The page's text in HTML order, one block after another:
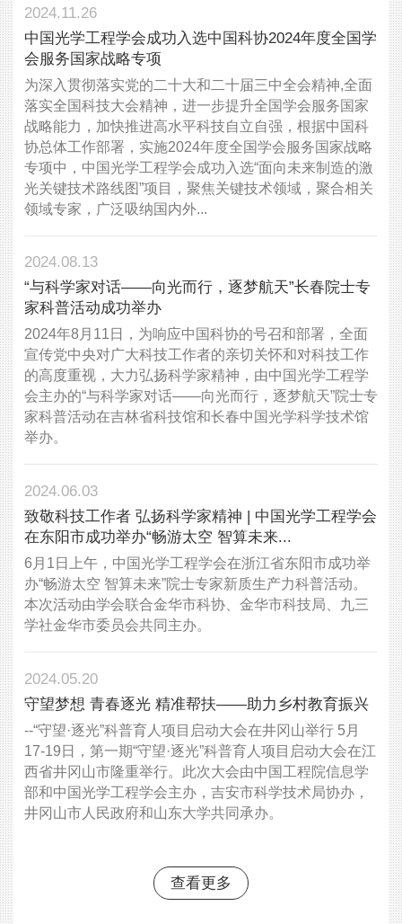
2024.11.26
中国光学工程学会成功入选中国科协2024年度全国学
会服务国家战略专项
为深入贯彻落实党的二十大和二十届三中全会精神,全面
落实全国科技大会精神，进一步提升全国学会服务国家
战略能力，加快推进高水平科技自立自强，根据中国科
协总体工作部署，实施2024年度全国学会服务国家战略
专项中，中国光学工程学会成功入选“面向未来制造的激
光关键技术路线图”项目，聚焦关键技术领域，聚合相关
领域专家，广泛吸纳国内外...
2024.08.13
​“与科学家对话——向光而行，逐梦航天”长春院士专
家科普活动成功举办
2024年8月11日，为响应中国科协的号召和部署，全面
宣传党中央对广大科技工作者的亲切关怀和对科技工作
的高度重视，大力弘扬科学家精神，由中国光学工程学
会主办的“与科学家对话——向光而行，逐梦航天”院士专
家科普活动在吉林省科技馆和长春中国光学科学技术馆
举办。
2024.06.03
致敬科技工作者 弘扬科学家精神 | 中国光学工程学会
在东阳市成功举办“畅游太空 智算未来...
6月1日上午，中国光学工程学会在浙江省东阳市成功举
办“畅游太空 智算未来”院士专家新质生产力科普活动。
本次活动由学会联合金华市科协、金华市科技局、九三
学社金华市委员会共同主办。
2024.05.20
守望梦想 青春逐光 精准帮扶——助力乡村教育振兴
--“守望·逐光”科普育人项目启动大会在井冈山举行 5月
17-19日，第一期“守望·逐光”科普育人项目启动大会在江
西省井冈山市隆重举行。此次大会由中国工程院信息学
部和中国光学工程学会主办，吉安市科学技术局协办，
井冈山市人民政府和山东大学共同承办。
查看更多